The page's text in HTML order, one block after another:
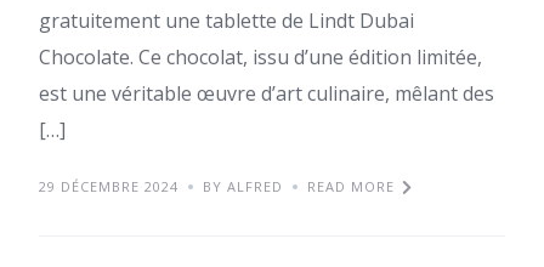
gratuitement une tablette de Lindt Dubai
Chocolate. Ce chocolat, issu d’une édition limitée,
est une véritable œuvre d’art culinaire, mêlant des
[…]
29 DÉCEMBRE 2024 BY ALFRED READ MORE